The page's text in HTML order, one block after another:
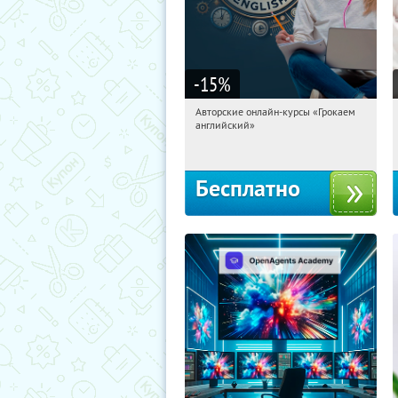
-15%
05:19:11 Получили:
Авторские онлайн-курсы «Грокаем
английский»
Бесплатно